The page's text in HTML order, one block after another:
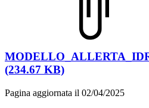
(234.67 KB)
Pagina aggiornata il 02/04/2025